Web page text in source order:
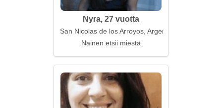
Nyra, 27 vuotta
San Nicolas de los Arroyos, Argentiina
Nainen etsii miestä